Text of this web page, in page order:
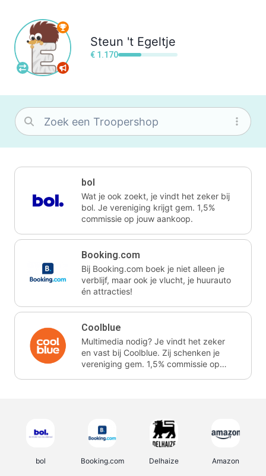
Steun 't Egeltje
€ 1.170
bol
Wat je ook zoekt, je vindt het zeker bij
bol. Je vereniging krijgt gem. 1,5%
commissie op jouw aankoop.
Booking.com
Bij Booking.com boek je niet alleen je
verblijf, maar ook je vlucht, je huurauto
én attracties!
Coolblue
Multimedia nodig? Je vindt het zeker
en vast bij Coolblue. Zij schenken je
vereniging gem. 1,5% commissie op
bol Booking.com Delhaize Amazon